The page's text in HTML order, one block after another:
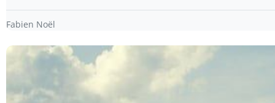
Fabien Noël